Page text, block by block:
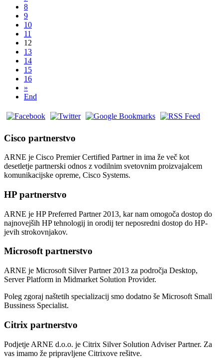
8
9
10
11
12
13
14
15
16
»
End
Cisco partnerstvo
ARNE je Cisco Premier Certified Partner in ima že več kot
desetletje partnerski odnos z vodilnim svetovnim proizvajalcem
komunikacijske opreme, Cisco Systems.
HP partnerstvo
ARNE je HP Preferred Partner 2013, kar nam omogoča dostop do
najnovejših HP tehnologij in orodij ter neposredni dostop do HP-
jevih strokovnjakov.
Microsoft partnerstvo
ARNE je Microsoft Silver Partner 2013 za področja Desktop,
Server Platform in Midmarket Solution Provider.
Poleg zgoraj naštetih specializacij smo dodatno še Microsoft Small
Bussiness Specialist.
Citrix partnerstvo
Podjetje ARNE d.o.o. je Citrix Silver Solution Adviser Partner. Za
vas imamo že pripravljene Citrixove rešitve.